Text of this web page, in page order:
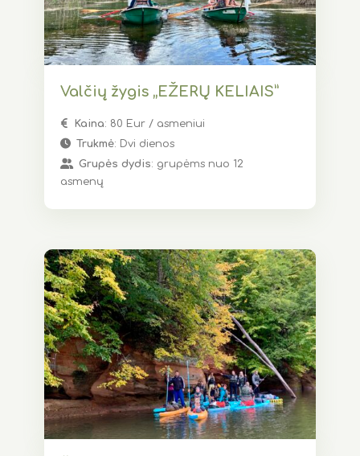
Valčių žygis „EŽERŲ KELIAIS”
Kaina: 80 Eur / asmeniui
Trukmė: Dvi dienos
Grupės dydis: grupėms nuo 12
asmenų